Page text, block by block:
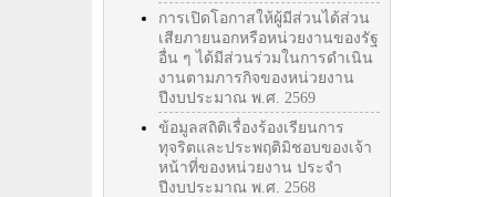
การเปิดโอกาสให้ผู้มีส่วนได้ส่วน
เสียภายนอกหรือหน่วยงานของรัฐ
อื่น ๆ ได้มีส่วนร่วมในการดำเนิน
งานตามภารกิจของหน่วยงาน
ปีงบประมาณ พ.ศ. 2569
ข้อมูลสถิติเรื่องร้องเรียนการ
ทุจริตและประพฤติมิชอบของเจ้า
หน้าที่ของหน่วยงาน ประจำ
ปีงบประมาณ พ.ศ. 2568